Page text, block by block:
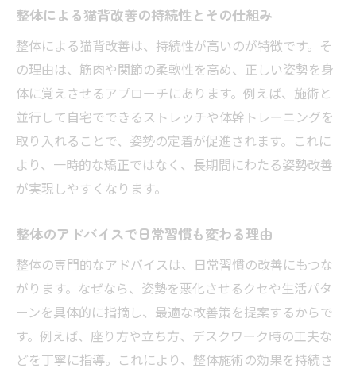
整体による猫背改善の持続性とその仕組み
整体による猫背改善は、持続性が高いのが特徴です。そ
の理由は、筋肉や関節の柔軟性を高め、正しい姿勢を身
体に覚えさせるアプローチにあります。例えば、施術と
並行して自宅でできるストレッチや体幹トレーニングを
取り入れることで、姿勢の定着が促進されます。これに
より、一時的な矯正ではなく、長期間にわたる姿勢改善
が実現しやすくなります。
整体のアドバイスで日常習慣も変わる理由
整体の専門的なアドバイスは、日常習慣の改善にもつな
がります。なぜなら、姿勢を悪化させるクセや生活パタ
ーンを具体的に指摘し、最適な改善策を提案するからで
す。例えば、座り方や立ち方、デスクワーク時の工夫な
どを丁寧に指導。これにより、整体施術の効果を持続さ